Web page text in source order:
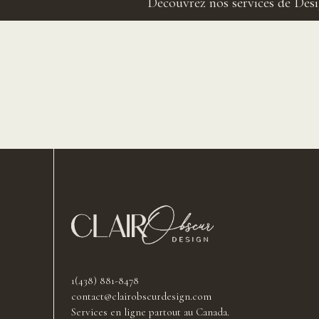
navigation
1(438) 881-8478
contact@clairobscurdesign.com
Services en ligne partout au Canada.